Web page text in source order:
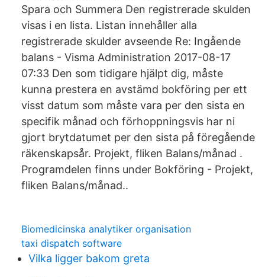
Spara och Summera Den registrerade skulden
visas i en lista. Listan innehåller alla
registrerade skulder avseende Re: Ingående
balans - Visma Administration ‎2017-08-17
07:33 Den som tidigare hjälpt dig, måste
kunna prestera en avstämd bokföring per ett
visst datum som måste vara per den sista en
specifik månad och förhoppningsvis har ni
gjort brytdatumet per den sista på föregående
räkenskapsår. Projekt, fliken Balans/månad .
Programdelen finns under Bokföring - Projekt,
fliken Balans/månad..
Biomedicinska analytiker organisation
taxi dispatch software
Vilka ligger bakom greta